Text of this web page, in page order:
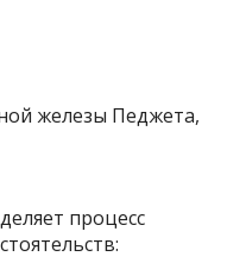
процесс